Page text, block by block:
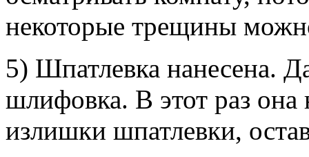
некоторые трещины
5) Шпатлевка нанесена.
шлифовка. В этот раз она
излишки шпатлевки,